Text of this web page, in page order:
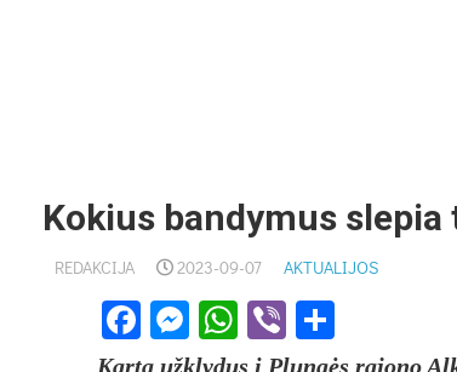
Kokius bandymus
REDAKCIJA 2023-09-07 AKTUALIJOS
Facebook
Messenger
WhatsApp
Viber
Kartą užklydus į Plungės rajono